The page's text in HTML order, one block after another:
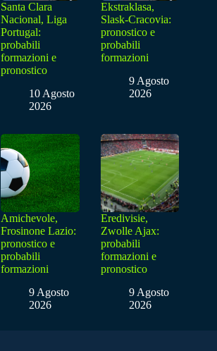
Santa Clara
Nacional, Liga
Portugal:
probabili
formazioni e
pronostico
10 Agosto
2026
Ekstraklasa,
Slask-Cracovia:
pronostico e
probabili
formazioni
9 Agosto
2026
Amichevole,
Frosinone Lazio:
pronostico e
probabili
formazioni
9 Agosto
2026
Eredivisie,
Zwolle Ajax:
probabili
formazioni e
pronostico
9 Agosto
2026